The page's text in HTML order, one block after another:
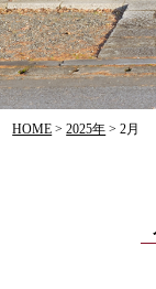
HOME >2025年 >2月